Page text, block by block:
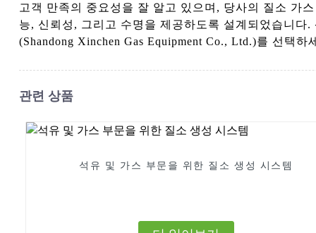
고객 만족의 중요성을 잘 알고 있으며, 당사의 질소 가
능, 신뢰성, 그리고 수명을 제공하도록 설계되었습니다
(Shandong Xinchen Gas Equipment Co., Ltd.)를 선택하
관련 상품
석유 및 가스 부문을 위한 질소 생성 시스템